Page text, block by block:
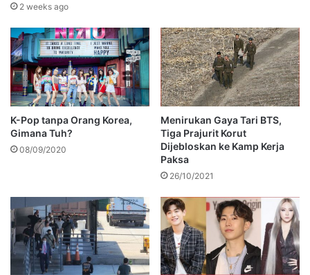
2 weeks ago
K-Pop tanpa Orang Korea,
Gimana Tuh?
08/09/2020
Menirukan Gaya Tari BTS,
Tiga Prajurit Korut
Dijebloskan ke Kamp Kerja
Paksa
26/10/2021